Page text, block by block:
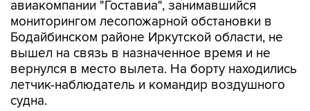
авиакомпании "Гоставиа", занимавшийся
мониторингом лесопожарной обстановки в
Бодайбинском районе Иркутской области, не
вышел на связь в назначенное время и не
вернулся в место вылета. На борту находились
летчик-наблюдатель и командир воздушного
судна.